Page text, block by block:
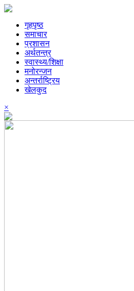
गृहपृष्ठ
समाचार
प्रशासन
अर्थतन्त्र
स्वास्थ्य/शिक्षा
मनोरन्जन
अन्तर्राष्ट्रिय
खेलकुद
×